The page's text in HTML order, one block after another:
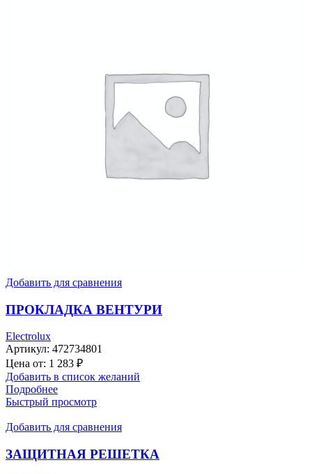
Добавить для сравнения
ПРОКЛАДКА ВЕНТУРИ
Electrolux
Артикул: 472734801
Цена от: 1 283 ₽
Добавить в список желаний
Подробнее
Быстрый просмотр
Добавить для сравнения
ЗАЩИТНАЯ РЕШЕТКА